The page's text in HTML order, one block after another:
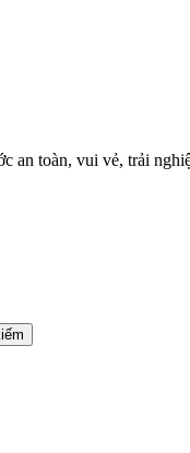
an toàn, vui vẻ, trải